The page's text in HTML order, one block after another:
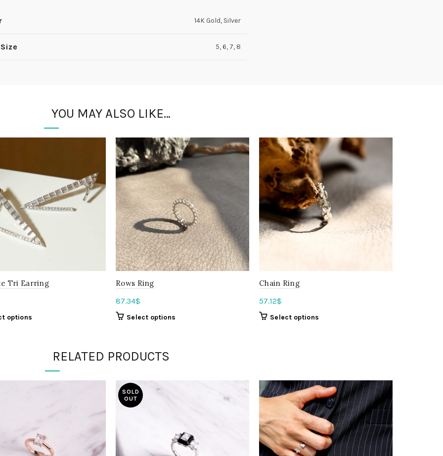
14K Gold, Silver
5, 6, 7, 8
YOU MAY ALSO LIKE…
Tri Earring
options
Rows Ring
87.34$
Select options
Chain Ring
57.12$
Select options
RELATED PRODUCTS
SOLD
OUT